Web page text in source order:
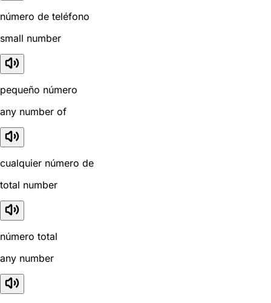
número de teléfono
small number
pequeño número
any number of
cualquier número de
total number
número total
any number